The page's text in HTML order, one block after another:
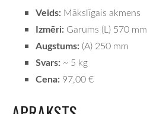
Veids: Mākslīgais akmens
Izmēri: Garums (L) 570 mm
Augstums: (A) 250 mm
Svars: ~ 5 kg
Cena: 97,00 €